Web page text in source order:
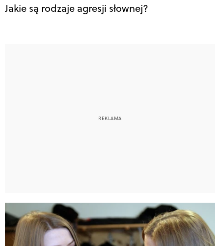
Jakie są rodzaje agresji słownej?